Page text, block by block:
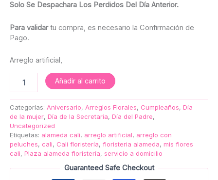
Solo Se Despachara Los Perdidos Del Día Anterior.
Para validartu compra, es necesario la Confirmación de
Pago.
Arreglo artificial,
Añadir al carrito
Categorías: Aniversario, Arreglos Florales, Cumpleaños, Día
de la mujer, Día de la Secretaria, Día del Padre,
Uncategorized
Etiquetas: alameda cali, arreglo artificial, arreglo con
peluches, cali, Cali floristería, floristeria alameda, mis flores
cali, Plaza alameda floristería, servicio a domicilio
Guaranteed Safe Checkout